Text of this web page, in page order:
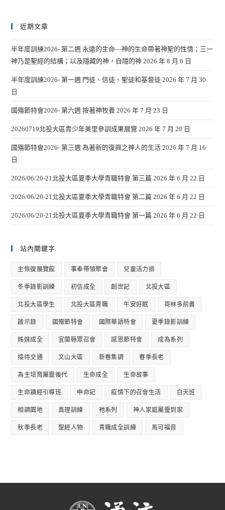
近期文章
半年度訓練2026- 第二週 永遠的生命—神的生命帶著神聖的性情；三一
神乃是聖經的結構；以及隱藏的神，自隱的神 2026 年 8 月 6 日
半年度訓練2026- 第一週 門徒、信徒、聖徒和基督徒 2026 年 7 月 30
日
國殤節特會2026- 第六週 按著神牧養 2026 年 7 月 23 日
20260719北投大區青少年美里參訓成果展覽 2026 年 7 月 20 日
國殤節特會2026- 第三週 為著新的復興之神人的生活 2026 年 7 月 16
日
2026/06/20-21北投大區夏季大學青職特會 第三篇 2026 年 6 月 22 日
2026/06/20-21北投大區夏季大學青職特會 第二篇 2026 年 6 月 22 日
2026/06/20-21北投大區夏季大學青職特會 第一篇 2026 年 6 月 22 日
站內關鍵字
主恢復展覽館 事奉帶領聚會 兒童活力排
冬季錄影訓練 初信成全 創世記 北投大區
北投大區學生 北投大區青職 午安好眠 哥林多前書
啟示錄 國殤節特會 國際華語特會 夏季錄影訓練
姊妹成全 宜蘭縣眾召會 感恩節特會 成為系列
接待交通 文山大區 新春集調 春季長老
為主培育屬靈後代 生命成全 生命故事
生命讀經引導班 申命記 疫情下的召會生活 白天班
相調園地 真理訓練 祂系列 神人家庭屬靈到家
秋季長老 聖經人物 青職成全訓練 馬可福音